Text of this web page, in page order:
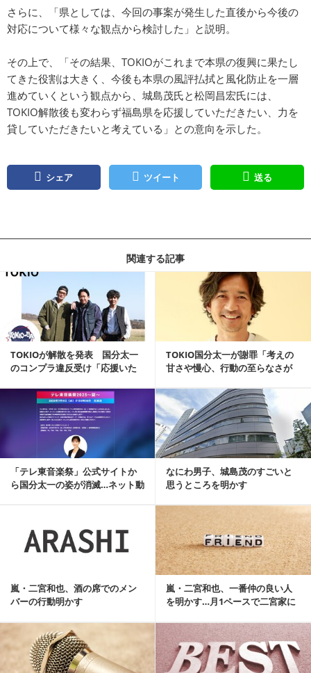
さらに、「県としては、今回の事案が発生した直後から今後の
対応について様々な観点から検討した」と説明。
その上で、「その結果、TOKIOがこれまで本県の復興に果たし
てきた役割は大きく、今後も本県の風評払拭と風化防止を一層
進めていくという観点から、城島茂氏と松岡昌宏氏には、
TOKIO解散後も変わらず福島県を応援していただきたい、力を
貸していただきたいと考えている」との意向を示した。
シェア ツイート 送る
関連する記事
TOKIOが解散を発表 国分太一
のコンプラ違反受け「応援いた
TOKIO国分太一が謝罪「考えの
甘さや慢心、行動の至らなさが
「テレ東音楽祭」公式サイトか
ら国分太一の姿が消滅…ネット動
なにわ男子、城島茂のすごいと
思うところを明かす
記事を読む
嵐・二宮和也、酒の席でのメン
バーの行動明かす
嵐・二宮和也、一番仲の良い人
を明かす…月1ペースで二宮家に